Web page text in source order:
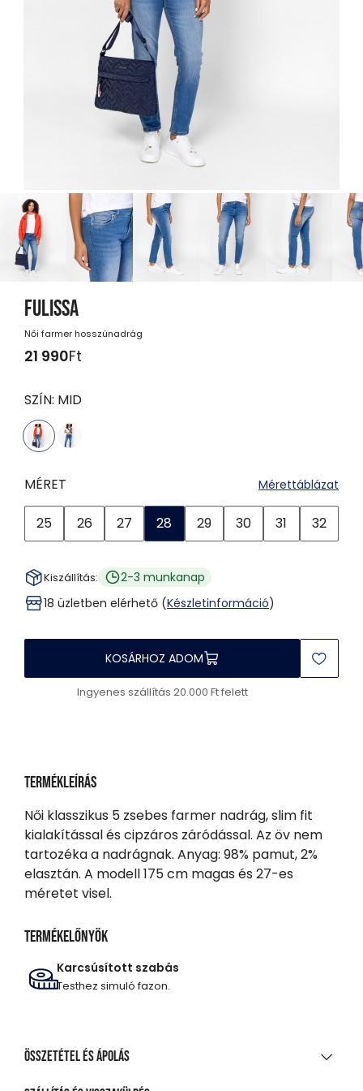
FULISSA
Női farmer hosszúnadrág
21 990Ft
SZÍN: MID
MÉRET Mérettáblázat
25 26 27 28 29 30 31 32
Kiszállítás:
2-3 munkanap
18 üzletben elérhető (Készletinformáció)
KOSÁRHOZ ADOM
Ingyenes szállítás 20.000 Ft felett
Termékleírás
Női klasszikus 5 zsebes farmer nadrág, slim fit
kialakítással és cipzáros záródással. Az öv nem
tartozéka a nadrágnak. Anyag: 98% pamut, 2%
elasztán. A modell 175 cm magas és 27-es
méretet visel.
Termékelőnyök
Karcsúsított szabás
Testhez simuló fazon.
Összetétel és ápolás